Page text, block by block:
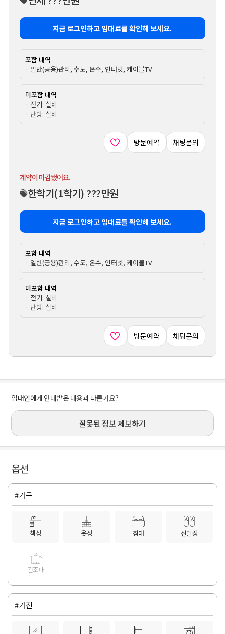
지금 로그인하고 임대료를 확인해 보세요.
포함 내역
· 일반(공용)관리, 수도, 온수, 인터넷, 케이블TV
미포함 내역
· 전기: 실비
· 난방: 실비
방문예약 채팅문의
계약이 마감됐어요.
한학기(1학기) ???만원
지금 로그인하고 임대료를 확인해 보세요.
포함 내역
· 일반(공용)관리, 수도, 온수, 인터넷, 케이블TV
미포함 내역
· 전기: 실비
· 난방: 실비
방문예약 채팅문의
임대인에게 안내받은 내용과 다른가요?
잘못된 정보 제보하기
옵션
#가구
책상 옷장 침대 신발장
건조대
#가전